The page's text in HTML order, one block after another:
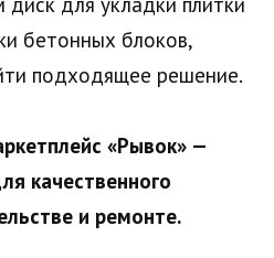
бетонных блоков,
подходящее решение.
«Рывок» —
качественного
и ремонте.